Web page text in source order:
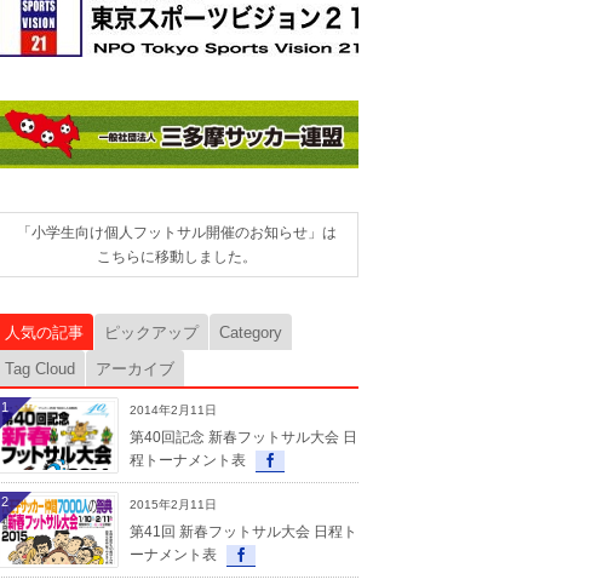
「小学生向け個人フットサル開催のお知らせ」は
こちらに移動しました。
人気の記事 ピックアップ
Category
Tag Cloud
アーカイブ
2014年2月11日
第40回記念 新春フットサル大会 日
程トーナメント表
1
2015年2月11日
第41回 新春フットサル大会 日程ト
ーナメント表
2